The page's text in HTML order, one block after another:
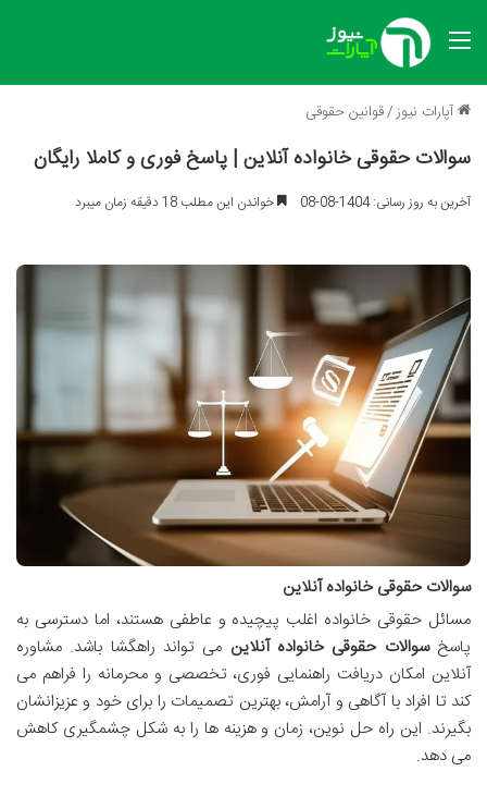
منو
آپارات نیوز/قوانین حقوقی
سوالات حقوقی خانواده آنلاین | پاسخ فوری و کاملا رایگان
آخرین به روز رسانی: 1404-08-08 خواندن این مطلب 18 دقیقه زمان میبرد
سوالات حقوقی خانواده آنلاین
مسائل حقوقی خانواده اغلب پیچیده و عاطفی هستند، اما دسترسی به
پاسخسوالات حقوقی خانواده آنلاین می تواند راهگشا باشد. مشاوره
آنلاین امکان دریافت راهنمایی فوری، تخصصی و محرمانه را فراهم می
کند تا افراد با آگاهی و آرامش، بهترین تصمیمات را برای خود و عزیزانشان
بگیرند. این راه حل نوین، زمان و هزینه ها را به شکل چشمگیری کاهش
می دهد.